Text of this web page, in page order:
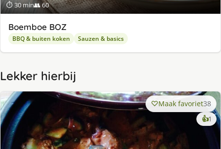
⏱ 30 min👥 60
Boemboe BOZ
BBQ & buiten koken Sauzen & basics
Lekker hierbij
Maak favoriet38
👍1